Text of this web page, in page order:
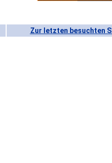
Zur letzten besuchten